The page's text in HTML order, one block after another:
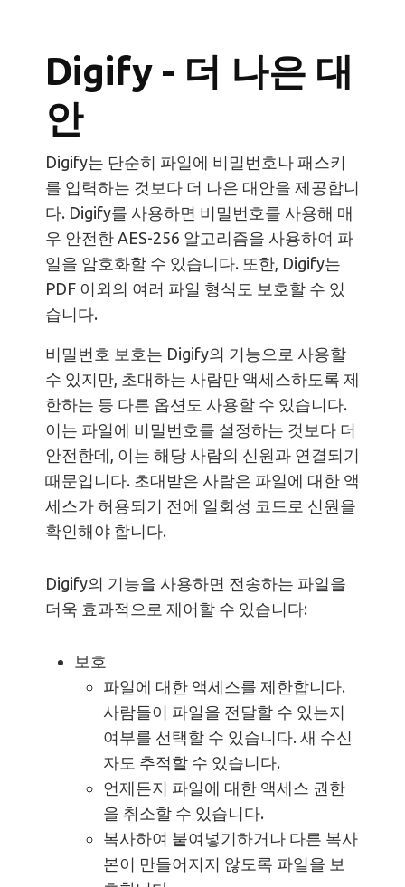
Digify - 더 나은 대
안
Digify는 단순히 파일에 비밀번호나 패스키
를 입력하는 것보다 더 나은 대안을 제공합니
다. Digify를 사용하면 비밀번호를 사용해 매
우 안전한 AES-256 알고리즘을 사용하여 파
일을 암호화할 수 있습니다. 또한, Digify는
PDF 이외의 여러 파일 형식도 보호할 수 있
습니다.
비밀번호 보호는 Digify의 기능으로 사용할
수 있지만, 초대하는 사람만 액세스하도록 제
한하는 등 다른 옵션도 사용할 수 있습니다.
이는 파일에 비밀번호를 설정하는 것보다 더
안전한데, 이는 해당 사람의 신원과 연결되기
때문입니다. 초대받은 사람은 파일에 대한 액
세스가 허용되기 전에 일회성 코드로 신원을
확인해야 합니다.
Digify의 기능을 사용하면 전송하는 파일을
더욱 효과적으로 제어할 수 있습니다:
보호
파일에 대한 액세스를 제한합니다.
사람들이 파일을 전달할 수 있는지
여부를 선택할 수 있습니다. 새 수신
자도 추적할 수 있습니다.
언제든지 파일에 대한 액세스 권한
을 취소할 수 있습니다.
복사하여 붙여넣기하거나 다른 복사
본이 만들어지지 않도록 파일을 보